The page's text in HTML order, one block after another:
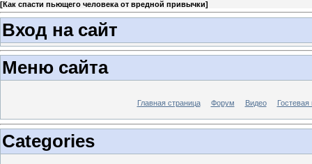
[Как спасти пьющего человека от вредной привычки]
Вход на сайт
Меню сайта
Главная страница Форум Видео Гостевая
Categories